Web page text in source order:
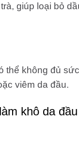
giúp loại bỏ
thể không đủ
viêm da đầu.
khô da đầu